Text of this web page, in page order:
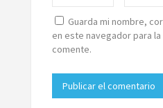
Guarda mi nombre,
en este navegador para
comente.